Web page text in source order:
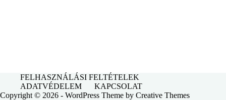
FELHASZNÁLÁSI FELTÉTELEK
ADATVÉDELEM
KAPCSOLAT
Copyright © 2026 - WordPress Theme by Creative Themes